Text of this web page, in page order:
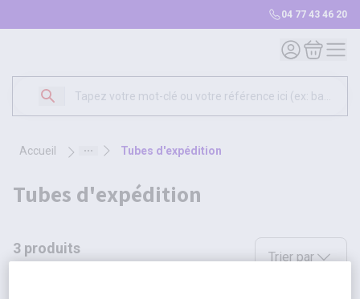
04 77 43 46 20
Mon compte
Mon
accueil tubes d'expédition
tubes d'expédition
3 produits
Trier par